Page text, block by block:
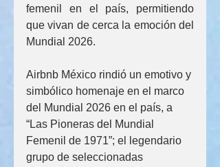
femenil en el país, permitiendo
que vivan de cerca la emoción del
Mundial 2026.
Airbnb México rindió un emotivo y
simbólico homenaje en el marco
del Mundial 2026 en el país, a
“Las Pioneras del Mundial
Femenil de 1971”; el legendario
grupo de seleccionadas